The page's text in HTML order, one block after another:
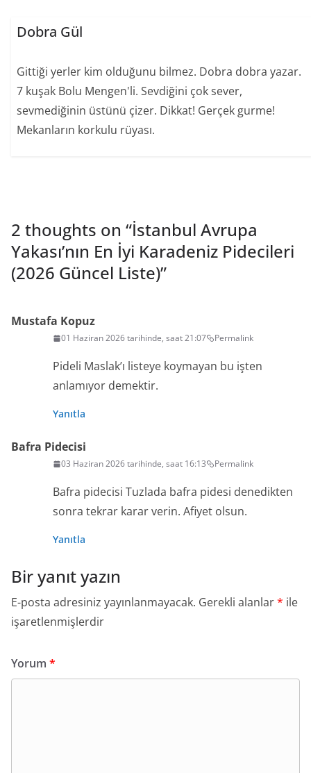
Dobra Gül
Gittiği yerler kim olduğunu bilmez. Dobra dobra yazar.
7 kuşak Bolu Mengen'li. Sevdiğini çok sever,
sevmediğinin üstünü çizer. Dikkat! Gerçek gurme!
Mekanların korkulu rüyası.
2 thoughts on “İstanbul Avrupa
Yakası’nın En İyi Karadeniz Pidecileri
(2026 Güncel Liste)”
Mustafa Kopuz
01 Haziran 2026 tarihinde, saat 21:07 Permalink
Pideli Maslak’ı listeye koymayan bu işten
anlamıyor demektir.
Yanıtla
Bafra Pidecisi
03 Haziran 2026 tarihinde, saat 16:13 Permalink
Bafra pidecisi Tuzlada bafra pidesi denedikten
sonra tekrar karar verin. Afiyet olsun.
Yanıtla
Bir yanıt yazın
E-posta adresiniz yayınlanmayacak. Gerekli alanlar* ile
işaretlenmişlerdir
Yorum *